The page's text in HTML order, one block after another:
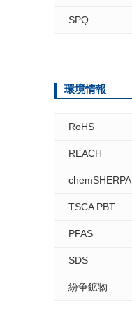
SPQ
環境情報
RoHS
REACH
chemSHERPA
TSCA PBT
PFAS
SDS
紛争鉱物